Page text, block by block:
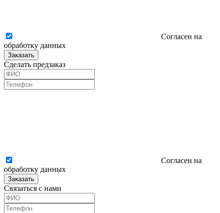
Согласен на
обработку данных
Заказать
Сделать предзаказ
Согласен на
обработку данных
Заказать
Связаться с нами